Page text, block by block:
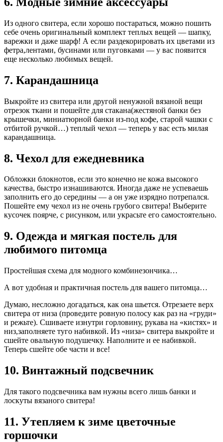
Из одного свитера, если хорошо постараться, можно пошить
себе очень оригинальный комплект теплых вещей — шапку,
варежки и даже шарф! А если раздекорировать их цветами из
фетра,лентами, бусинами или пуговками — у вас появится
еще несколько любимых вещей.
7. Карандашница
Выкройте из свитера или другой ненужной вязаной вещи
отрезок ткани и пошейте для стакана(жестяной банки без
крышечки, миниатюрной банки из-под кофе, старой чашки с
отбитой ручкой…) теплый чехол — теперь у вас есть милая
карандашница.
8. Чехол для ежедневника
Обложки блокнотов, если это конечно не кожа высокого
качества, быстро изнашиваются. Иногда даже не успеваешь
заполнить его до середины — а он уже изрядно потрепался.
Пошейте ему чехол из не очень грубого свитера! Выберите
кусочек поярче, с рисунком, или украсьте его самостоятельно.
9. Одежда и мягкая постель для
любимого питомца
Простейшая схема для модного комбинезончика…
А вот удобная и практичная постель для вашего питомца…
Думаю, несложно догадаться, как она шьется. Отрезаете верх
свитера от низа (проведите ровную полосу как раз на «груди»
и режьте). Сшиваете изнутри горловину, рукава на «кистях» и
низ,заполняете туго набивкой. Из «низа» свитера выкройте и
сшейте овальную подушечку. Наполните и ее набивкой.
Теперь сшейте обе части и все!
10. Винтажный подсвечник
Для такого подсвечника вам нужны всего лишь банки и
лоскуты вязаного свитера!
11. Утепляем к зиме цветочные
горшочки